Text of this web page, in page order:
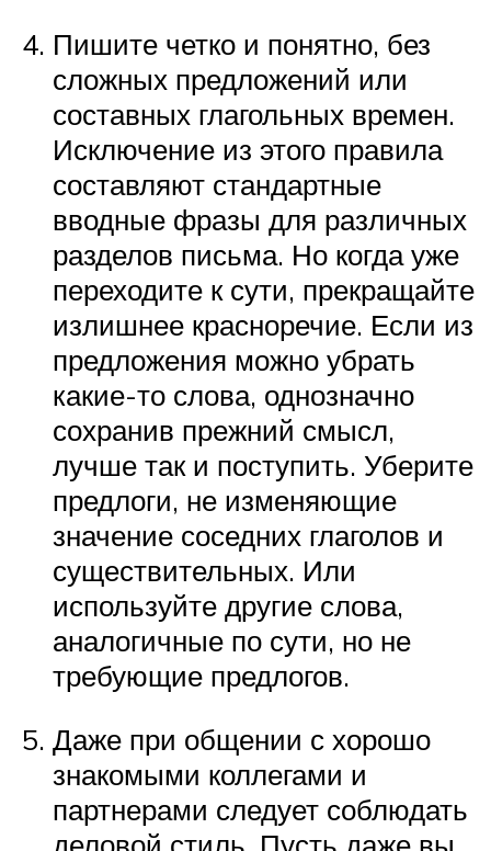
Пишите четко и понятно, без
сложных предложений или
составных глагольных времен.
Исключение из этого правила
составляют стандартные
вводные фразы для различных
разделов письма. Но когда уже
переходите к сути, прекращайте
излишнее красноречие. Если из
предложения можно убрать
какие-то слова, однозначно
сохранив прежний смысл,
лучше так и поступить. Уберите
предлоги, не изменяющие
значение соседних глаголов и
существительных. Или
используйте другие слова,
аналогичные по сути, но не
требующие предлогов.
Даже при общении с хорошо
знакомыми коллегами и
партнерами следует соблюдать